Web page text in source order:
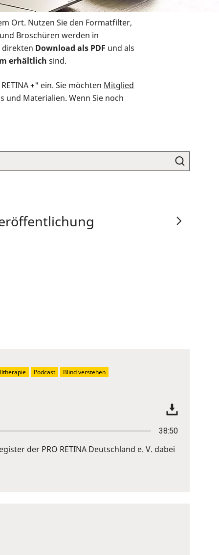
Ort. Nutzen Sie den Formatfilter,
Broschüren werden in
direkten Download als PDF und als
erhältlich sind.
+" ein. Sie möchten Mitglied
und Materialien. Wenn Sie noch
38:50
der PRO RETINA Deutschland e. V. dabei
Podcast Blind verstehen